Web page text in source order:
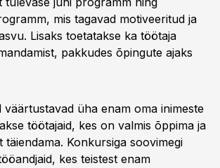
mis tagavad motiveeritud ja
Lisaks toetatakse ka töötaja
pakkudes õpingute ajaks
väärtustavad üha enam oma inimeste
töötajaid, kes on valmis õppima ja
täiendama. Konkursiga soovimegi
kes teistest enam